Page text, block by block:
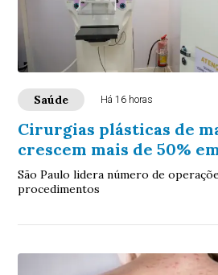
Saúde Há 16 horas
Cirurgias plásticas de
crescem mais de 50%
São Paulo lidera número de
procedimentos